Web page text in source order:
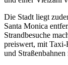
Die Stadt liegt
Santa Monica
Strandbesuche
preiswert, mit
und